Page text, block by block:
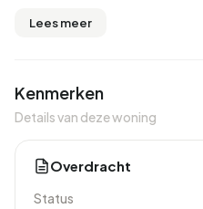
Lees meer
Kenmerken
Details van deze woning
Overdracht
Status